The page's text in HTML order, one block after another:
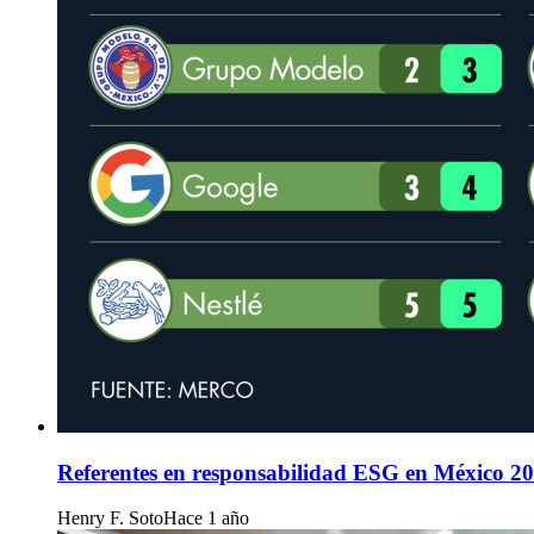
Referentes en responsabilidad ESG en México
Henry F. SotoHace 1 año